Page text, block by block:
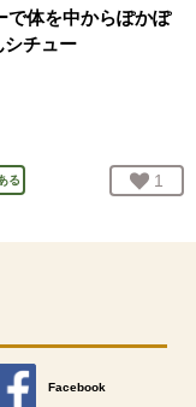
で体を中からぽかぽ
シチュー
る お気
1
Facebook
別のウィンドウで開きます